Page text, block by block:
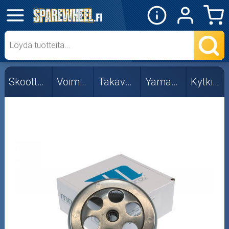
✕
Mopon osat
Skootterin osat
Kytkimen jouset
Vastapainejouset
Voimansiirtolevyt
Skootterin osat Voimansiirto Takavariaattori Yamaha/MBK Kytkinkellot